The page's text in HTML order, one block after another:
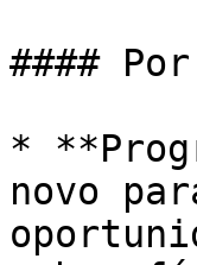
####
*
novo